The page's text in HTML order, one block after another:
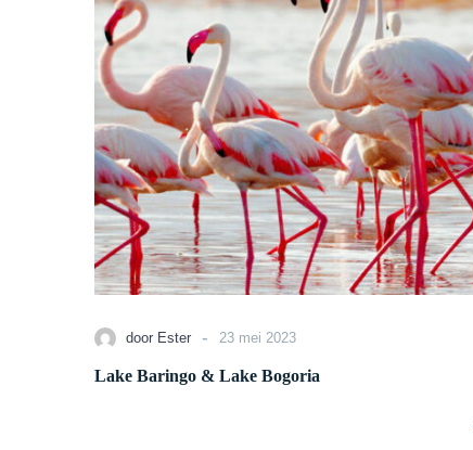
Bogoria
door Ester - 23 mei 2023
Lake Baringo & Lake Bogoria